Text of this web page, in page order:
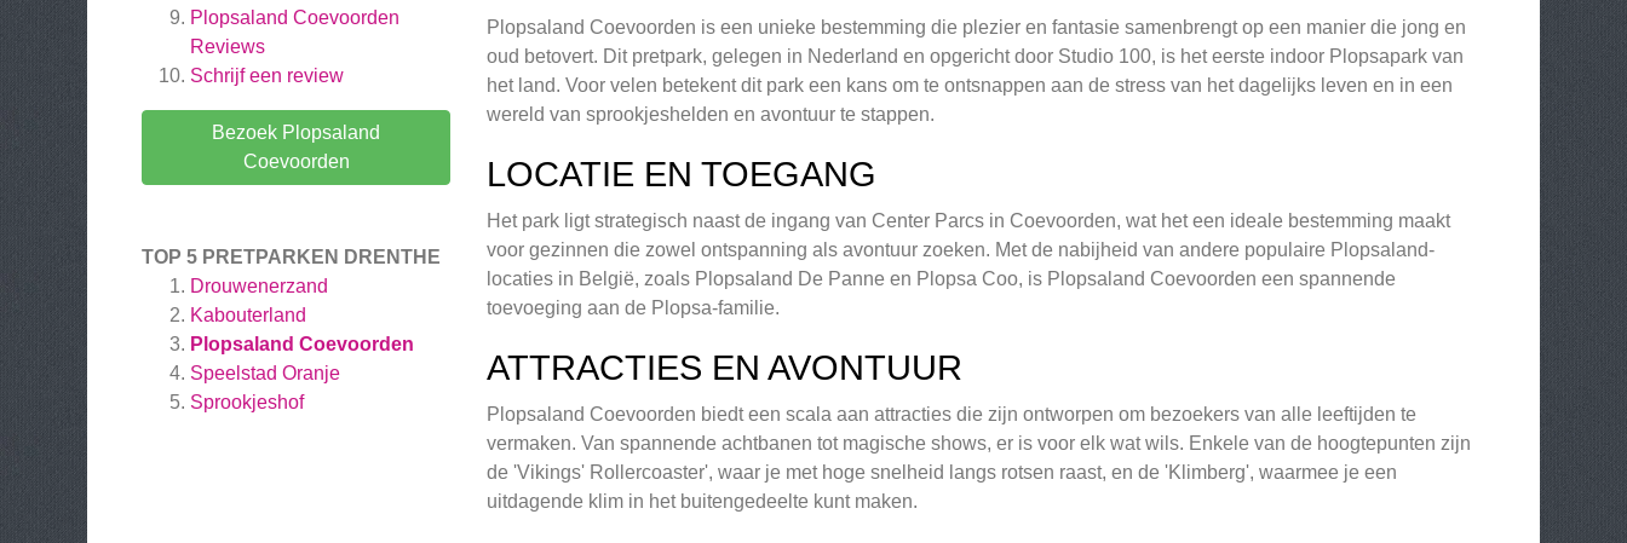
Plopsaland Coevoorden
Reviews
Schrijf een review
Bezoek Plopsaland
Coevoorden
TOP 5 PRETPARKEN DRENTHE
Drouwenerzand
Kabouterland
Plopsaland Coevoorden
Speelstad Oranje
Sprookjeshof
Plopsaland Coevoorden is een unieke bestemming die plezier en fantasie samenbrengt op een manier die jong en
oud betovert. Dit pretpark, gelegen in Nederland en opgericht door Studio 100, is het eerste indoor Plopsapark van
het land. Voor velen betekent dit park een kans om te ontsnappen aan de stress van het dagelijks leven en in een
wereld van sprookjeshelden en avontuur te stappen.
LOCATIE EN TOEGANG
Het park ligt strategisch naast de ingang van Center Parcs in Coevoorden, wat het een ideale bestemming maakt
voor gezinnen die zowel ontspanning als avontuur zoeken. Met de nabijheid van andere populaire Plopsaland-
locaties in België, zoals Plopsaland De Panne en Plopsa Coo, is Plopsaland Coevoorden een spannende
toevoeging aan de Plopsa-familie.
ATTRACTIES EN AVONTUUR
Plopsaland Coevoorden biedt een scala aan attracties die zijn ontworpen om bezoekers van alle leeftijden te
vermaken. Van spannende achtbanen tot magische shows, er is voor elk wat wils. Enkele van de hoogtepunten zijn
de 'Vikings' Rollercoaster', waar je met hoge snelheid langs rotsen raast, en de 'Klimberg', waarmee je een
uitdagende klim in het buitengedeelte kunt maken.